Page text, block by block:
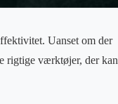
Uanset om der
rigtige værktøjer, der kan